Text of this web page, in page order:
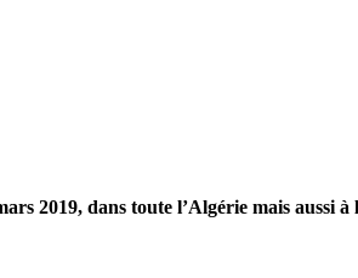
2019, dans toute l’Algérie mais aussi